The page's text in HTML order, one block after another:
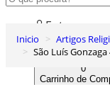
Entrar
Lista de
0
Carrinho de
Inicio Artigos
São Luís